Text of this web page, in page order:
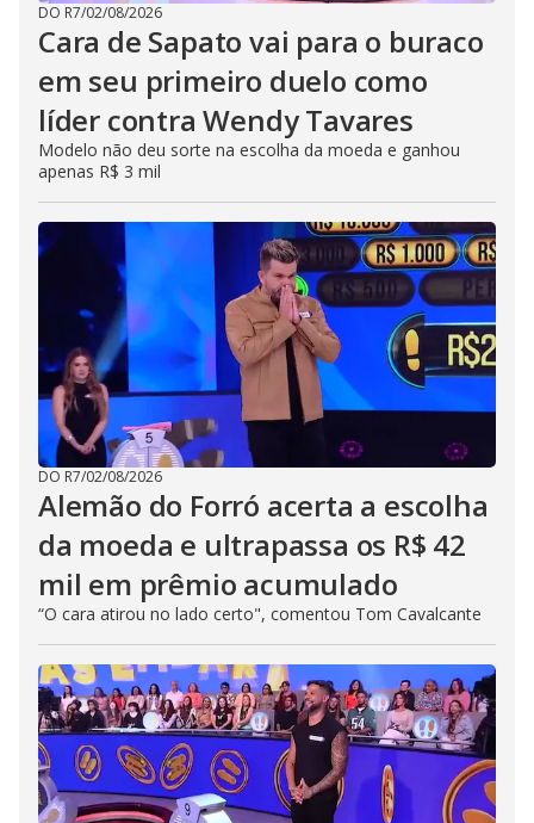
DO R7/02/08/2026
Cara de Sapato vai para o buraco
em seu primeiro duelo como
líder contra Wendy Tavares
Modelo não deu sorte na escolha da moeda e ganhou
apenas R$ 3 mil
DO R7/02/08/2026
Alemão do Forró acerta a escolha
da moeda e ultrapassa os R$ 42
mil em prêmio acumulado
“O cara atirou no lado certo", comentou Tom Cavalcante